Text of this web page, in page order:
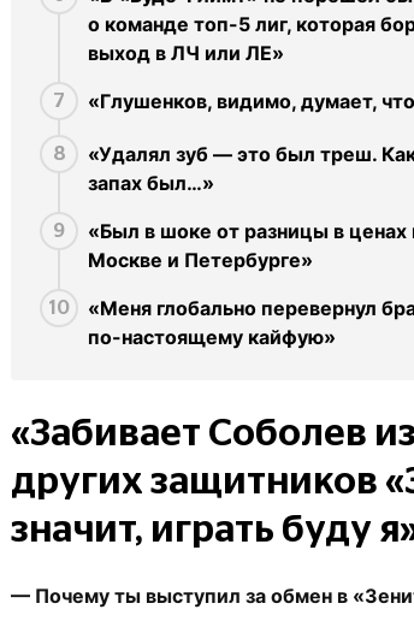
о команде топ-5 лиг, которая
выход в ЛЧ или ЛЕ»
7 «Глушенков, видимо, думает,
8
«Удалял зуб — это был треш.
запах был…»
9
«Был в шоке от разницы в ценах
Москве и Петербурге»
10
«Меня глобально перевернул
по-настоящему кайфую»
«Забивает Соболев
других защитников
значит, играть буду
— Почему ты выступил за обмен в